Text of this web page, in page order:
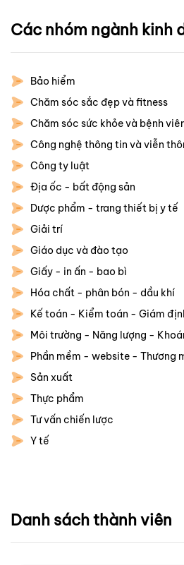
Các nhóm ngành kinh
Bảo hiểm
Chăm sóc sắc đẹp và fitness
Chăm sóc sức khỏe và bệnh
Công nghệ thông tin và viễn
Công ty luật
Địa ốc - bất động sản
Dược phẩm - trang thiết bị y tế
Giải trí
Giáo dục và đào tạo
Giấy - in ấn - bao bì
Hóa chất - phân bón - dầu khí
Kế toán - Kiểm toán - Giám
Môi trường - Năng lượng -
Phần mềm - website - Thương
Sản xuất
Thực phẩm
Tư vấn chiến lược
Y tế
Danh sách thành viên